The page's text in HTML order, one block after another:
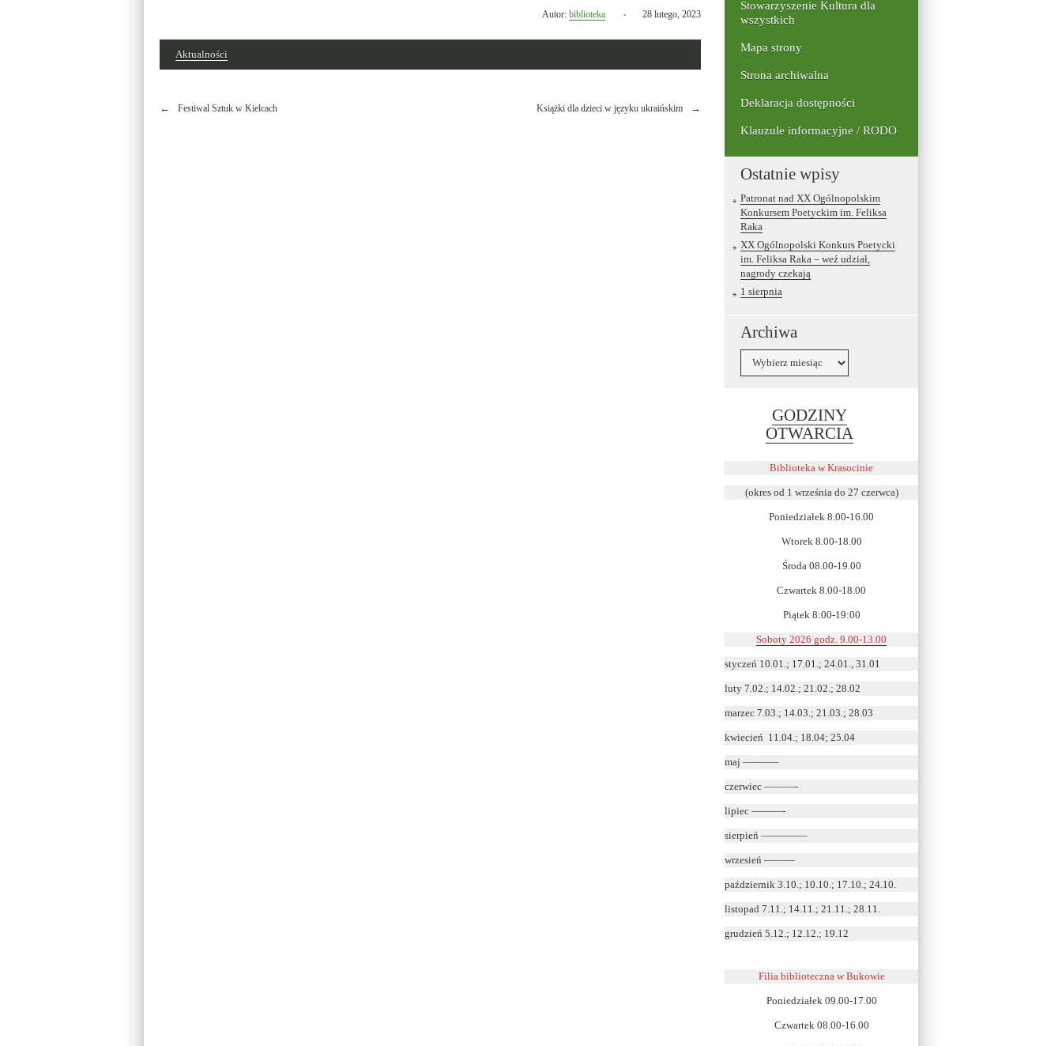
Autor: bibliotekaOpublikowano
dniu
28 lutego, 2023
Aktualności
Nawigacja
Festiwal Sztuk w Kielcach Książki dla dzieci w języku ukraińskim
Stowarzyszenie Kultura dla
wszystkich
Mapa strony
Strona archiwalna
Deklaracja dostępności
Klauzule informacyjne / RODO
Ostatnie wpisy
Patronat nad XX Ogólnopolskim
Konkursem Poetyckim im. Feliksa
Raka
XX Ogólnopolski Konkurs Poetycki
im. Feliksa Raka – weź udział,
nagrody czekają
1 sierpnia
Archiwa
GODZINY
OTWARCIA
się
w
oknie
Biblioteka w Krasocinie
(okres od 1 września do 27 czerwca)
Poniedziałek 8.00-16.00
Wtorek 8.00-18.00
Środa 08.00-19.00
Czwartek 8.00-18.00
Piątek 8:00-19:00
Soboty 2026 godz. 9.00-13.00
styczeń 10.01.; 17.01.; 24.01., 31.01
luty 7.02.; 14.02.; 21.02.; 28.02
marzec 7.03.; 14.03.; 21.03.; 28.03
kwiecień 11.04.; 18.04; 25.04
maj ———–
czerwiec ———-
lipiec ———-
sierpień ————–
wrzesień ———
październik 3.10.; 10.10.; 17.10.; 24.10.
listopad 7.11.; 14.11.; 21.11.; 28.11.
grudzień 5.12.; 12.12.; 19.12
Filia biblioteczna w Bukowie
Poniedziałek 09.00-17.00
Czwartek 08.00-16.00